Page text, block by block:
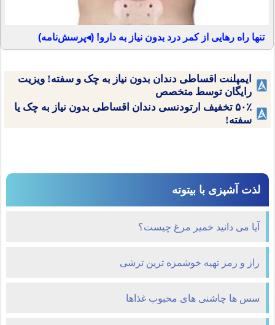
تنها راه رهایی از کمر درد بدون نیاز به دارو! (◂پرسش‌نامه)
ایمپلنت اقساطی دندان بدون نیاز به چک و سفته! ویزیت
رایگان توسط متخصص
۵۰٪ تخفیف ارتودنسی دندان اقساطی بدون نیاز به چک یا
سفته!
لذت آشپزی با بیتوته
آیا می دانید خمیر مرغ چیست؟
راز و رمز تهیه خوشمزه ترین ترشی
سس ها چاشنی های محبوب غذاها